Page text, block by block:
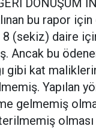
DÖNÜŞÜM
bu rapor
8 (sekiz) daire
Ancak bu
gibi kat
Yapılan
gelmemiş
olması